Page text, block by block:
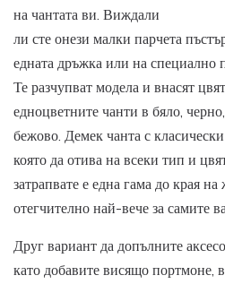
на чантата ви. Виждали
ли сте онези малки парчета
едната дръжка или на специално
Те разчупват модела и внасят
едноцветните чанти в бяло,
бежово. Демек чанта с
която да отива на всеки тип и
затрапвате е една гама до края
отегчително най-вече за самите
Друг вариант да допълните
като добавите висящо портмоне,